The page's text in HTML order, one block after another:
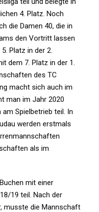
4. Platz. Noch
die Damen 40, die in
den Vortritt lassen
Platz in der 2.
dem 7. Platz in der 1.
des TC
macht sich auch im
man im Jahr 2020
Spielbetrieb teil. In
werden erstmals
als im
mit einer
19 teil. Nach der
musste die Mannschaft